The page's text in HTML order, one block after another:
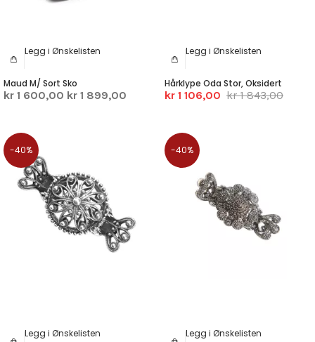
Legg i Ønskelisten
Maud M/ Sort Sko
kr 1 600,00 kr 1 899,00
Legg i Ønskelisten
Hårklype Oda Stor, Oksidert
kr 1 106,00 kr 1 843,00
-40%
Legg i Ønskelisten
-40%
Legg i Ønskelisten